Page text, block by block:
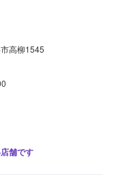
てください。受付はス
い。ご案内いたしま
業時間：8:30~1７:00
高柳1545
舗です